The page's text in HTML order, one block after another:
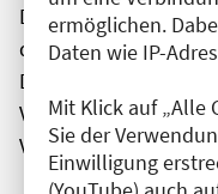
ermöglichen.
Daten wie IP-
Mit Klick auf „Alle
Sie der
Einwilligung
Die hier aufgeführten
den unmittelbar vom
Die Ärztekammer
Verantwortung für
Veranstalter.